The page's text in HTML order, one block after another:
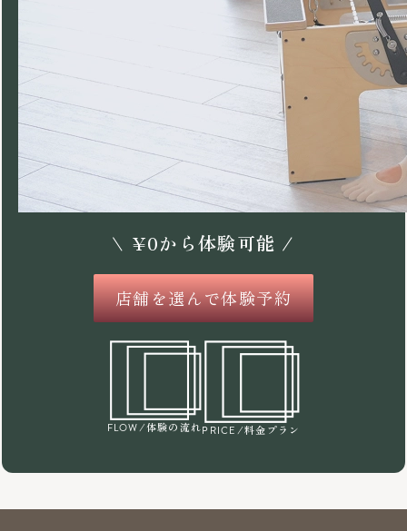
\ ¥0から体験可能 /
店舗を選んで体験予約
FLOW /体験の流れPRICE /料金プラン